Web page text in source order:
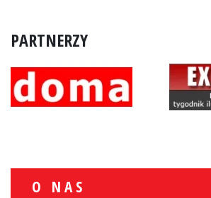
PARTNERZY
O NAS